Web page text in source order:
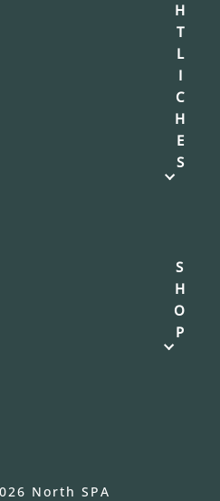
H
T
L
I
C
H
E
S
S
H
O
P
North SPA